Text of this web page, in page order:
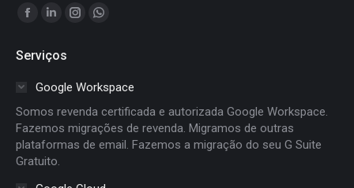
Encontre-nos em:
Facebook
opens
window
Linkedin
opens
in
window
Instagram
in
window
Whatsapp
in
window
Serviços
Google Workspace
Somos revenda certificada e autorizada Google Workspace.
Fazemos migrações de revenda. Migramos de outras
plataformas de email. Fazemos a migração do seu G Suite
Gratuito.